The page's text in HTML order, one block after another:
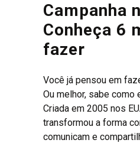
Campanha
Conheça 6
fazer
Você já pensou em
Ou melhor, sabe
Criada em 2005 nos
transformou a forma
comunicam e